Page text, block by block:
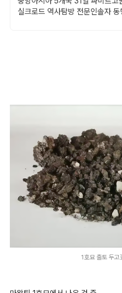
실크로드 역사탐방 전문인솔자 동
1호묘 출토 두